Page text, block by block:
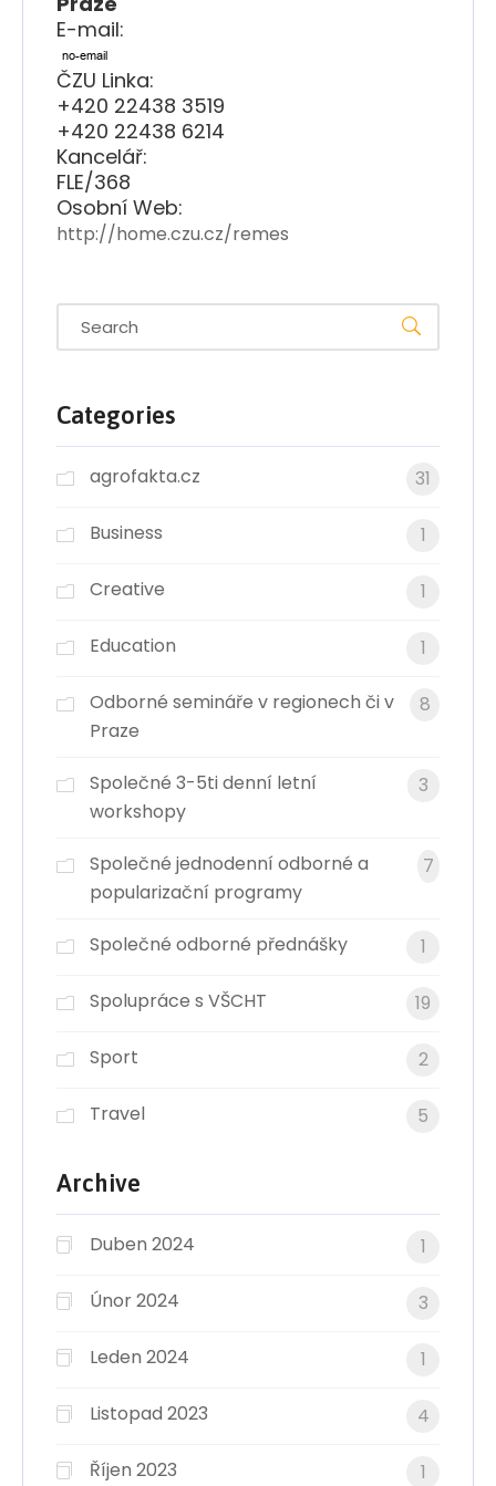
E-mail:
ČZU Linka:
+420 22438 3519
+420 22438 6214
Kancelář:
FLE/368
Osobní Web:
http://home.czu.cz/remes
Categories
agrofakta.cz 31
Business 1
Creative 1
Education 1
Odborné semináře v regionech či v
Praze
8
Společné 3-5ti denní letní
workshopy
3
Společné jednodenní odborné a
popularizační programy
7
Společné odborné přednášky 1
Spolupráce s VŠCHT 19
Sport 2
Travel 5
Archive
Duben 2024 1
Únor 2024 3
Leden 2024 1
Listopad 2023 4
Říjen 2023 1